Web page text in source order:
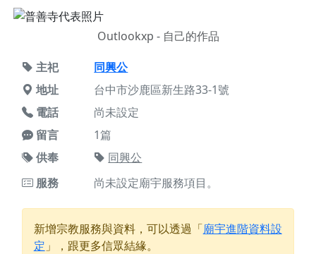
Outlookxp - 自己的作品
主祀
同興公
地址
台中市沙鹿區新生路33-1號
電話
尚未設定
留言
1篇
供奉
同興公
服務
尚未設定廟宇服務項目。
新增宗教服務與資料，可以透過「廟宇進階資料設
定 」，跟更多信眾結緣。